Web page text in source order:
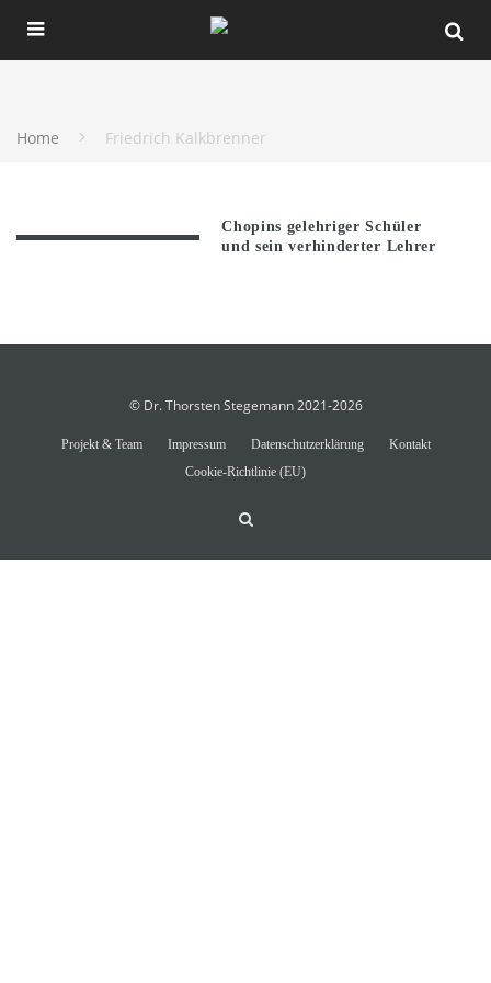
Home Friedrich Kalkbrenner
Chopins gelehriger Schüler
und sein verhinderter Lehrer
© Dr. Thorsten Stegemann 2021-2026
Projekt & Team Impressum Datenschutzerklärung
Kontakt
Cookie-Richtlinie (EU)